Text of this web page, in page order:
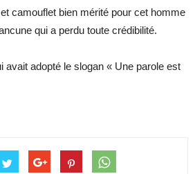
camouflet bien mérité pour cet homme
qui a perdu toute crédibilité.
avait adopté le slogan « Une parole est